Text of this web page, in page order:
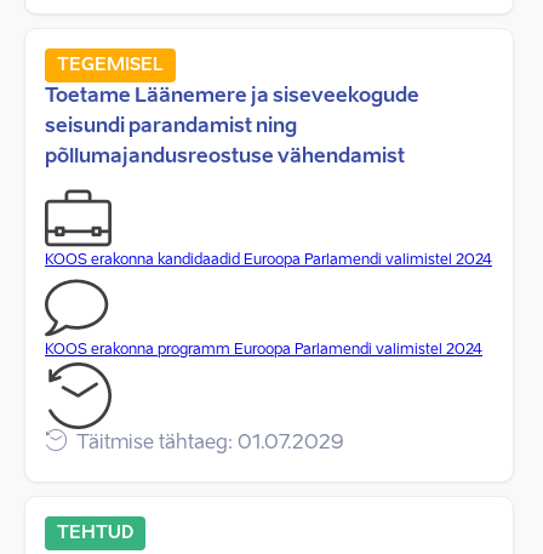
TEGEMISEL
Toetame Läänemere ja siseveekogude
seisundi parandamist ning
põllumajandusreostuse vähendamist
KOOS erakonna kandidaadid Euroopa Parlamendi valimistel 2024
KOOS erakonna programm Euroopa Parlamendi valimistel 2024
Täitmise tähtaeg: 01.07.2029
TEHTUD